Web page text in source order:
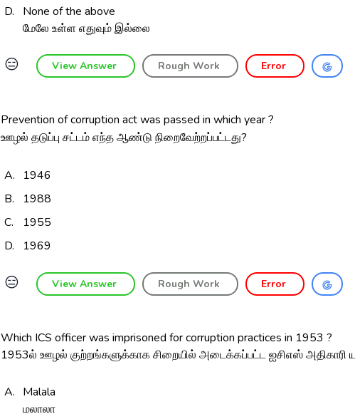
D.
None of the above
மேலே உள்ள எதுவும் இல்லை
😑 View Answer Rough Work Error
Prevention of corruption act was passed in which year ?
ஊழல் தடுப்பு சட்டம் எந்த ஆண்டு நிறைவேற்றப்பட்டது?
A.
1946
B.
1988
C.
1955
D.
1969
😑 View Answer Rough Work Error
Which ICS officer was imprisoned for corruption practices in 1953 ?
1953ல் ஊழல் குற்றங்களுக்காக சிறையில் அடைக்கப்பட்ட ஐசிஎஸ் அதிகாரி
A. Malala
மலாலா